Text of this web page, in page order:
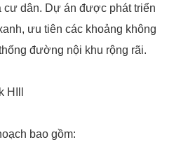
cư dân. Dự án được phát triển
ưu tiên các khoảng không
đường nội khu rộng rãi.
bao gồm: